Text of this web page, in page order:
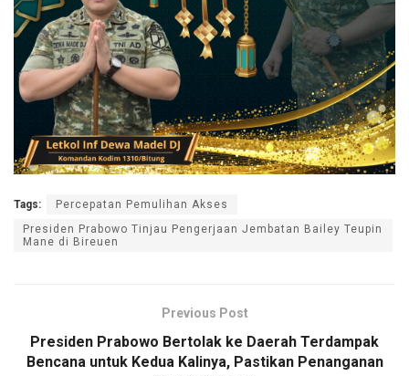
Tags:
Percepatan Pemulihan Akses
Presiden Prabowo Tinjau Pengerjaan Jembatan Bailey Teupin
Mane di Bireuen
Previous Post
Presiden Prabowo Bertolak ke Daerah Terdampak
Bencana untuk Kedua Kalinya, Pastikan Penanganan